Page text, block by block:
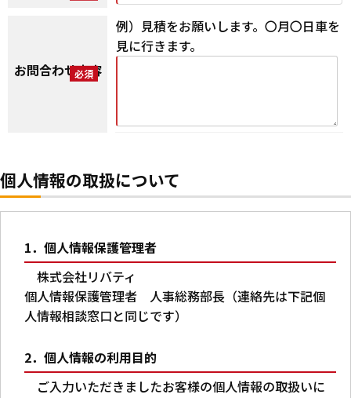
お問合わせ内容
例）見積をお願いします。〇月〇日車を
見に行きます。
個人情報の取扱について
1．個人情報保護管理者
株式会社リバティ
個人情報保護管理者 人事総務部長（連絡先は下記個
人情報相談窓口と同じです）
2．個人情報の利用目的
ご入力いただきましたお客様の個人情報の取扱いに